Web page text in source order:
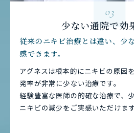
03
少ない通院で効
従来のニキビ治療とは違い、少
感できます。
アグネスは根本的にニキビの原因
発率が非常に少ない治療です。
経験豊富な医師の的確な治療で、
ニキビの減少をご実感いただけます